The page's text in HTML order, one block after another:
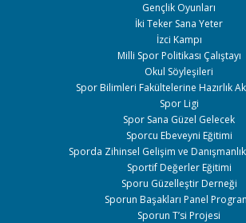
Gençlik Oyunları
İki Teker Sana Yeter
İzci Kampı
Milli Spor Politikası Çalıştayı
Okul Söyleşileri
Spor Bilimleri Fakültelerine Hazırlık
Spor Ligi
Spor Sana Güzel Gelecek
Sporcu Ebeveyni Eğitimi
Sporda Zihinsel Gelişim ve
Sportif Değerler Eğitimi
Sporu Güzelleştir Derneği
Sporun Başakları Panel
Sporun T’si Projesi